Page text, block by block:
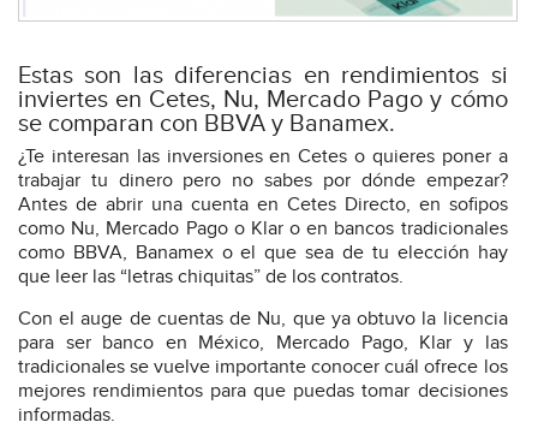
Estas son las diferencias en rendimientos si
inviertes en Cetes, Nu, Mercado Pago y cómo
se comparan con BBVA y Banamex.
¿Te interesan las inversiones en Cetes o quieres poner a
trabajar tu dinero pero no sabes por dónde empezar?
Antes de abrir una cuenta en Cetes Directo, en sofipos
como Nu, Mercado Pago o Klar o en bancos tradicionales
como BBVA, Banamex o el que sea de tu elección hay
que leer las “letras chiquitas” de los contratos.
Con el auge de cuentas de Nu, que ya obtuvo la licencia
para ser banco en México, Mercado Pago, Klar y las
tradicionales se vuelve importante conocer cuál ofrece los
mejores rendimientos para que puedas tomar decisiones
informadas.